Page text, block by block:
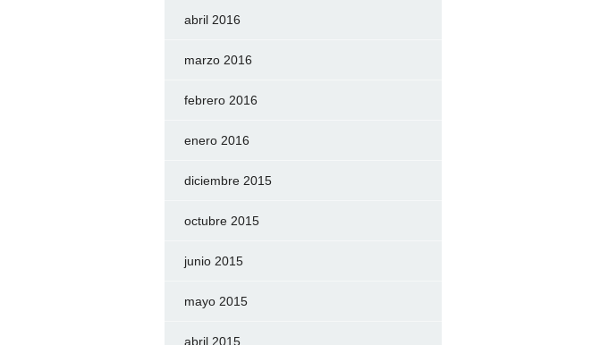
abril 2016
marzo 2016
febrero 2016
enero 2016
diciembre 2015
octubre 2015
junio 2015
mayo 2015
abril 2015